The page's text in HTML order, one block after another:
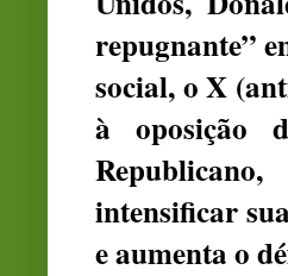
repugnante”
social, o X
à oposição
intensificar
e aumenta o